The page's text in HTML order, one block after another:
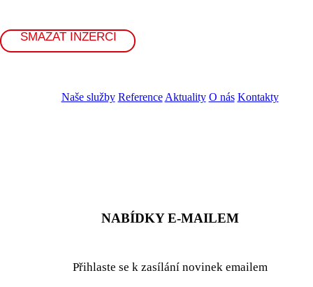
SMAZAT INZERCI
Naše služby Reference Aktuality O nás Kontakty
NABÍDKY E-MAILEM
Přihlaste se k zasílání novinek emailem